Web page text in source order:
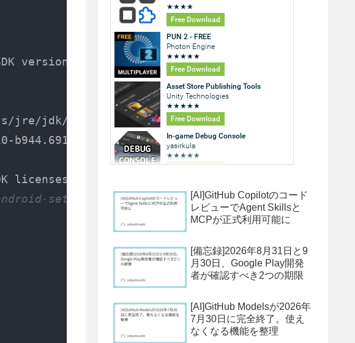
version 30.0.3)
jre/jdk/Contents/Home/bin/java
b944.6916264)
licenses.
setup for more details.[AI]GitHub Copilotのコード
レビューでAgent Skillsと
MCPが正式利用可能に
[備忘録]2026年8月31日と9
月30日、Google Play開発
者が確認すべき2つの期限
[AI]GitHub Modelsが2026年
7月30日に完全終了。使え
なくなる機能を整理